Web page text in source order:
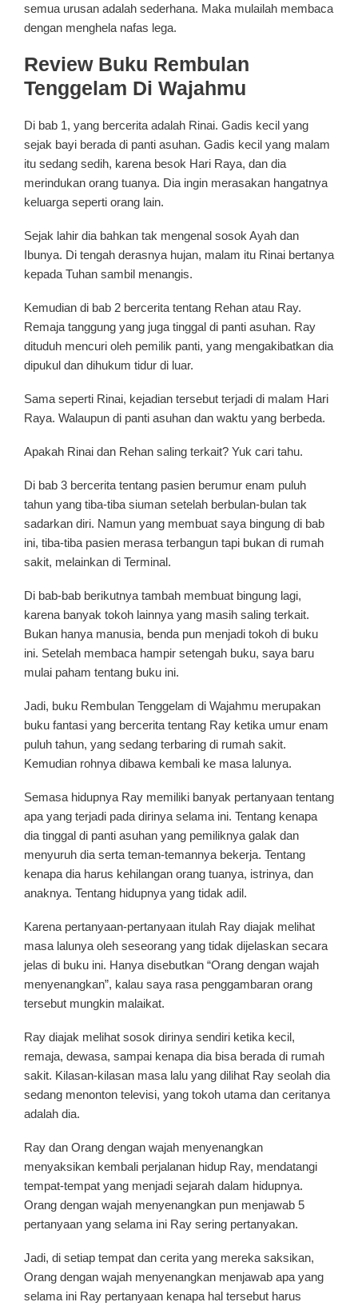
semua urusan adalah sederhana. Maka mulailah membaca
dengan menghela nafas lega.
Review Buku Rembulan
Tenggelam Di Wajahmu
Di bab 1, yang bercerita adalah Rinai. Gadis kecil yang
sejak bayi berada di panti asuhan. Gadis kecil yang malam
itu sedang sedih, karena besok Hari Raya, dan dia
merindukan orang tuanya. Dia ingin merasakan hangatnya
keluarga seperti orang lain.
Sejak lahir dia bahkan tak mengenal sosok Ayah dan
Ibunya. Di tengah derasnya hujan, malam itu Rinai bertanya
kepada Tuhan sambil menangis.
Kemudian di bab 2 bercerita tentang Rehan atau Ray.
Remaja tanggung yang juga tinggal di panti asuhan. Ray
dituduh mencuri oleh pemilik panti, yang mengakibatkan dia
dipukul dan dihukum tidur di luar.
Sama seperti Rinai, kejadian tersebut terjadi di malam Hari
Raya. Walaupun di panti asuhan dan waktu yang berbeda.
Apakah Rinai dan Rehan saling terkait? Yuk cari tahu.
Di bab 3 bercerita tentang pasien berumur enam puluh
tahun yang tiba-tiba siuman setelah berbulan-bulan tak
sadarkan diri. Namun yang membuat saya bingung di bab
ini, tiba-tiba pasien merasa terbangun tapi bukan di rumah
sakit, melainkan di Terminal.
Di bab-bab berikutnya tambah membuat bingung lagi,
karena banyak tokoh lainnya yang masih saling terkait.
Bukan hanya manusia, benda pun menjadi tokoh di buku
ini. Setelah membaca hampir setengah buku, saya baru
mulai paham tentang buku ini.
Jadi, buku Rembulan Tenggelam di Wajahmu merupakan
buku fantasi yang bercerita tentang Ray ketika umur enam
puluh tahun, yang sedang terbaring di rumah sakit.
Kemudian rohnya dibawa kembali ke masa lalunya.
Semasa hidupnya Ray memiliki banyak pertanyaan tentang
apa yang terjadi pada dirinya selama ini. Tentang kenapa
dia tinggal di panti asuhan yang pemiliknya galak dan
menyuruh dia serta teman-temannya bekerja. Tentang
kenapa dia harus kehilangan orang tuanya, istrinya, dan
anaknya. Tentang hidupnya yang tidak adil.
Karena pertanyaan-pertanyaan itulah Ray diajak melihat
masa lalunya oleh seseorang yang tidak dijelaskan secara
jelas di buku ini. Hanya disebutkan “Orang dengan wajah
menyenangkan”, kalau saya rasa penggambaran orang
tersebut mungkin malaikat.
Ray diajak melihat sosok dirinya sendiri ketika kecil,
remaja, dewasa, sampai kenapa dia bisa berada di rumah
sakit. Kilasan-kilasan masa lalu yang dilihat Ray seolah dia
sedang menonton televisi, yang tokoh utama dan ceritanya
adalah dia.
Ray dan Orang dengan wajah menyenangkan
menyaksikan kembali perjalanan hidup Ray, mendatangi
tempat-tempat yang menjadi sejarah dalam hidupnya.
Orang dengan wajah menyenangkan pun menjawab 5
pertanyaan yang selama ini Ray sering pertanyakan.
Jadi, di setiap tempat dan cerita yang mereka saksikan,
Orang dengan wajah menyenangkan menjawab apa yang
selama ini Ray pertanyaan kenapa hal tersebut harus